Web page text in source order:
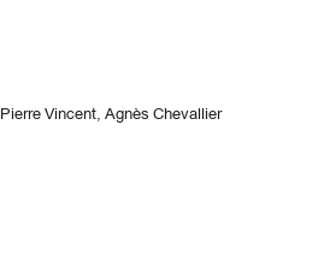
Pierre Vincent Agnès Chevallier